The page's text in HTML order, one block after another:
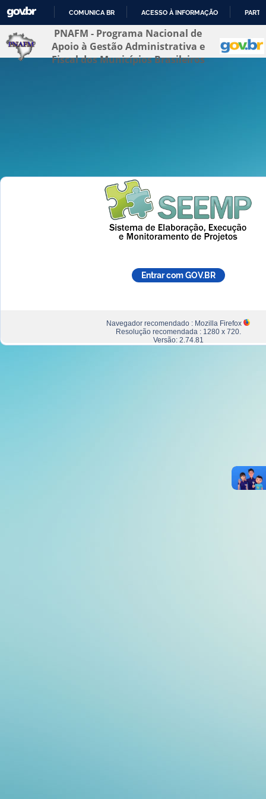
PARA
O
COMUNICA BR ACESSO À INFORMAÇÃO
PNAFM - Programa Nacional de
Apoio à Gestão Administrativa e
Fiscal dos Municípios Brasileiros
Navegador recomendado : Mozilla Firefox
Resolução recomendada : 1280 x 720.
Versão: 2.74.81